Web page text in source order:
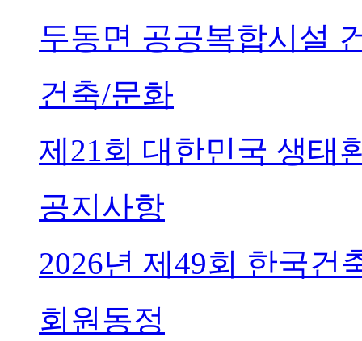
두동면 공공복합시설
건축/문화
제21회 대한민국 생태
공지사항
2026년 제49회 한국건
회원동정